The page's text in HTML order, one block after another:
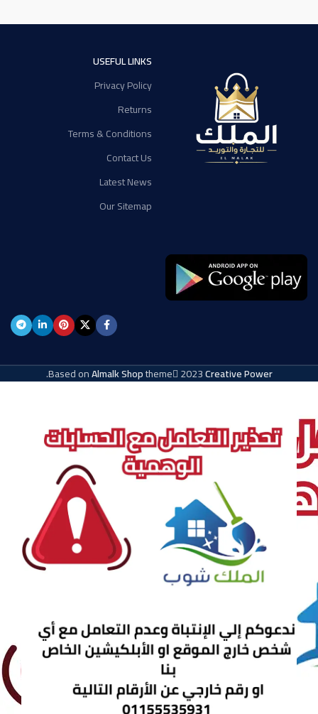
USEFUL LINKS
Privacy Policy
Returns
Terms & Conditions
Contact Us
Latest News
Our Sitemap
Based onAlmalk Shoptheme 2023Creative Power
.